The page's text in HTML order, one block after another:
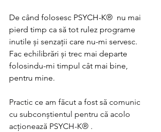
De când folosesc PSYCH-K®  nu mai
pierd timp ca să tot rulez programe
inutile și senzații care nu-mi servesc.
Fac echilibrări și trec mai departe
folosindu-mi timpul cât mai bine,
pentru mine.
Practic ce am făcut a fost să comunic
cu subconștientul pentru că acolo
acționează PSYCH-K® .